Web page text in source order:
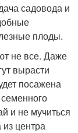
садовода и
плоды.
не все. Даже
вырасти
посажена
и не мучиться
центра